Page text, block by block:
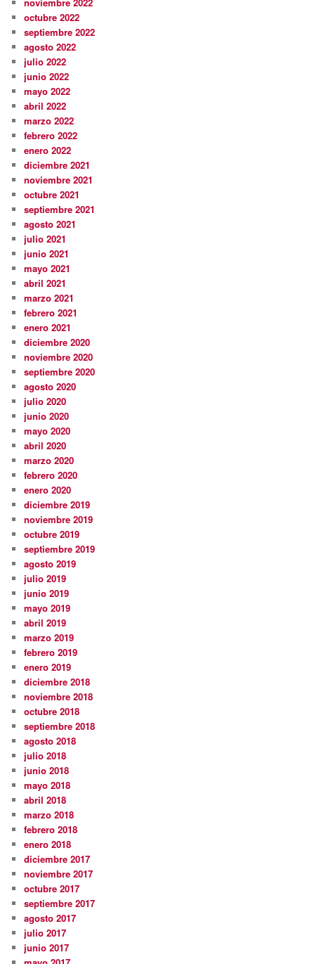
octubre 2022
septiembre 2022
agosto 2022
julio 2022
junio 2022
mayo 2022
abril 2022
marzo 2022
febrero 2022
enero 2022
diciembre 2021
noviembre 2021
octubre 2021
septiembre 2021
agosto 2021
julio 2021
junio 2021
mayo 2021
abril 2021
marzo 2021
febrero 2021
enero 2021
diciembre 2020
noviembre 2020
septiembre 2020
agosto 2020
julio 2020
junio 2020
mayo 2020
abril 2020
marzo 2020
febrero 2020
enero 2020
diciembre 2019
noviembre 2019
octubre 2019
septiembre 2019
agosto 2019
julio 2019
junio 2019
mayo 2019
abril 2019
marzo 2019
febrero 2019
enero 2019
diciembre 2018
noviembre 2018
octubre 2018
septiembre 2018
agosto 2018
julio 2018
junio 2018
mayo 2018
abril 2018
marzo 2018
febrero 2018
enero 2018
diciembre 2017
noviembre 2017
octubre 2017
septiembre 2017
agosto 2017
julio 2017
junio 2017